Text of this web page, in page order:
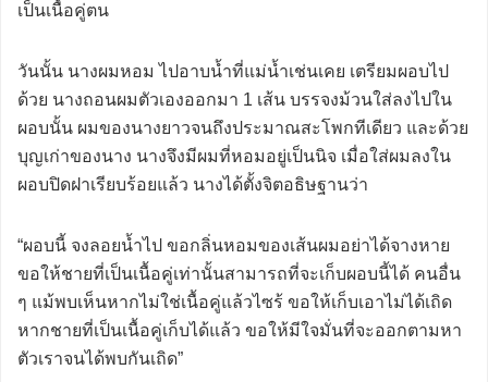
เป็นเนื้อคู่ตน
วันนั้น นางผมหอม ไปอาบน้ำที่แม่น้ำเช่นเคย เตรียมผอบไป
ด้วย นางถอนผมตัวเองออกมา 1 เส้น บรรจงม้วนใส่ลงไปใน
ผอบนั้น ผมของนางยาวจนถึงประมาณสะโพกทีเดียว และด้วย
บุญเก่าของนาง นางจึงมีผมที่หอมอยู่เป็นนิจ เมื่อใส่ผมลงใน
ผอบปิดฝาเรียบร้อยแล้ว นางได้ตั้งจิตอธิษฐานว่า
“ผอบนี้ จงลอยน้ำไป ขอกลิ่นหอมของเส้นผมอย่าได้จางหาย
ขอให้ชายที่เป็นเนื้อคู่เท่านั้นสามารถที่จะเก็บผอบนี้ได้ คนอื่น
ๆ แม้พบเห็นหากไม่ใช่เนื้อคู่แล้วไซร้ ขอให้เก็บเอาไม่ได้เถิด
หากชายที่เป็นเนื้อคู่เก็บได้แล้ว ขอให้มีใจมั่นที่จะออกตามหา
ตัวเราจนได้พบกันเถิด”